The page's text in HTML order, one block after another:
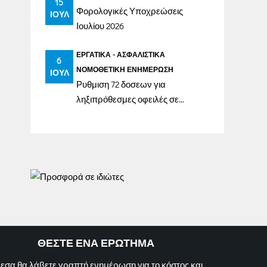
ΙΟΎΛ
Φορολογικές Υποχρεώσεις
Ιουλίου 2026
6
ΙΟΎΛ
ΕΡΓΑΤΙΚΆ - ΑΣΦΑΛΙΣΤΙΚΆ
ΝΟΜΟΘΕΤΙΚΉ ΕΝΗΜΈΡΩΣΗ
Ρυθμιση 72 δοσεων για
ληξιπρόθεσμες οφειλές σε
ΘΕΣΤΕ ΕΝΑ ΕΡΩΤΗΜΑ
θα λάβετε γραπτή ενημέρωση για το κόστος και